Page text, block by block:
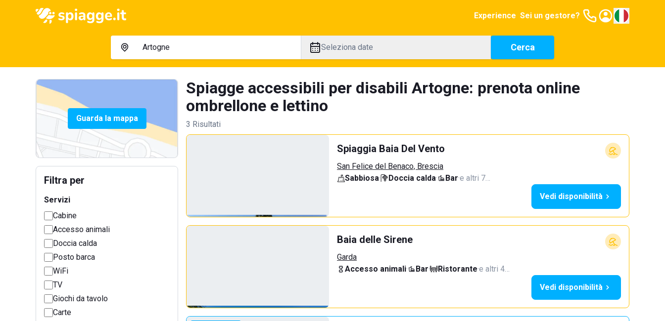
Experience Sei un gestore?
Seleziona date Cerca
Guarda la mappa
Filtra per
Servizi
Cabine
Accesso animali
Doccia calda
Posto barca
WiFi
TV
Giochi da tavolo
Carte
Spiagge accessibili per disabili Artogne: prenota online
ombrellone e lettino
3 Risultati
Spiaggia Baia Del Vento
San Felice del Benaco, Brescia
Sabbiosa· Doccia calda· Bar·e altri 7…
Vedi disponibilità
Baia delle Sirene
Garda
Accesso animali· Bar· Ristorante·e altri 4…
Vedi disponibilità